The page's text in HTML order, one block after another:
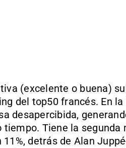
(excelente o buena)
del top50 francés. En
desapercibida,
tiempo. Tiene la segunda
11%, detrás de Alan